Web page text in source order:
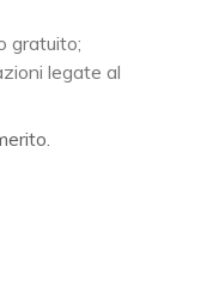
gratuito;
legate al